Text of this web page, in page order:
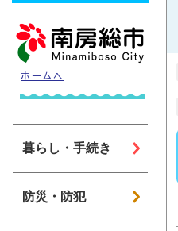
ホームへ
暮らし・手続き
防災・防犯